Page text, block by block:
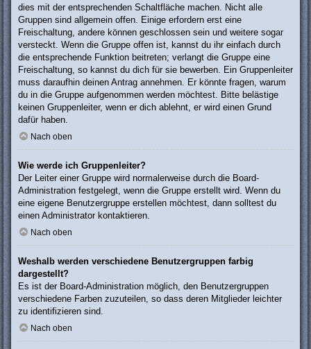
dies mit der entsprechenden Schaltfläche machen. Nicht alle
Gruppen sind allgemein offen. Einige erfordern erst eine
Freischaltung, andere können geschlossen sein und weitere sogar
versteckt. Wenn die Gruppe offen ist, kannst du ihr einfach durch
die entsprechende Funktion beitreten; verlangt die Gruppe eine
Freischaltung, so kannst du dich für sie bewerben. Ein Gruppenleiter
muss daraufhin deinen Antrag annehmen. Er könnte fragen, warum
du in die Gruppe aufgenommen werden möchtest. Bitte belästige
keinen Gruppenleiter, wenn er dich ablehnt, er wird einen Grund
dafür haben.
Nach oben
Wie werde ich Gruppenleiter?
Der Leiter einer Gruppe wird normalerweise durch die Board-
Administration festgelegt, wenn die Gruppe erstellt wird. Wenn du
eine eigene Benutzergruppe erstellen möchtest, dann solltest du
einen Administrator kontaktieren.
Nach oben
Weshalb werden verschiedene Benutzergruppen farbig
dargestellt?
Es ist der Board-Administration möglich, den Benutzergruppen
verschiedene Farben zuzuteilen, so dass deren Mitglieder leichter
zu identifizieren sind.
Nach oben